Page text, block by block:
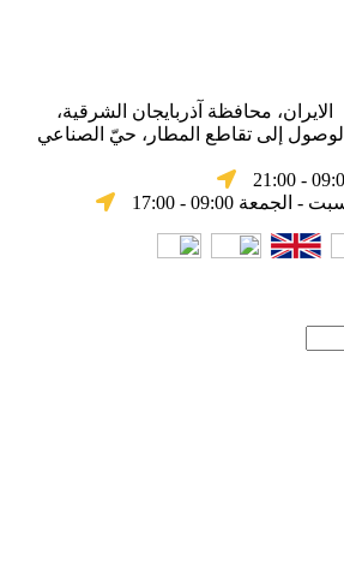
الایران، محافظة آذربایجان الشرقیة،
إلى تقاطع المطار، حيّ الصناعي
- الجمعة 09:00 - 17:00